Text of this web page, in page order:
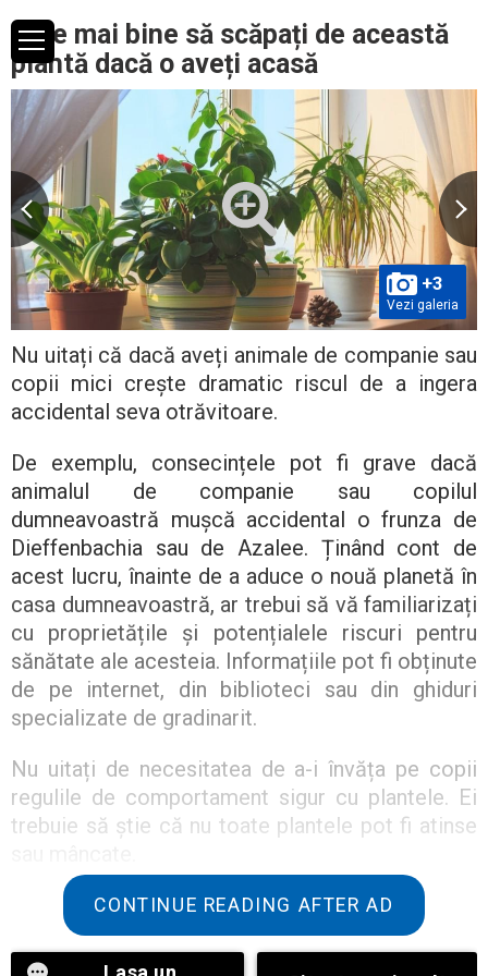
Este mai bine să scăpați de această
plantă dacă o aveți acasă
+3
Vezi galeria
Nu uitați că dacă aveți animale de companie sau
copii mici crește dramatic riscul de a ingera
accidental seva otrăvitoare.
De exemplu, consecințele pot fi grave dacă
animalul de companie sau copilul
dumneavoastră mușcă accidental o frunza de
Dieffenbachia sau de Azalee. Ținând cont de
acest lucru, înainte de a aduce o nouă planetă în
casa dumneavoastră, ar trebui să vă familiarizați
cu proprietățile și potențialele riscuri pentru
sănătate ale acesteia. Informațiile pot fi obținute
de pe internet, din biblioteci sau din ghiduri
specializate de gradinarit.
Nu uitați de necesitatea de a-i învăța pe copii
regulile de comportament sigur cu plantele. Ei
trebuie să știe că nu toate plantele pot fi atinse
Cu toate acestea, chiar și amintindu-mi de toate
aceste atenționări, ar trebui să renunțați doar
parțial la plantele de interior. Ele aduc unicitate
CONTINUE READING AFTER AD